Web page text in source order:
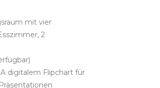
mit vier
2
digitalem Flipchart für